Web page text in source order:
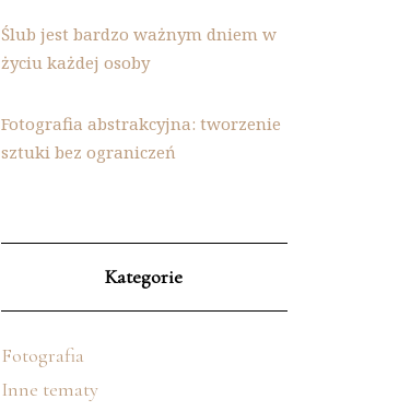
Ślub jest bardzo ważnym dniem w
życiu każdej osoby
Fotografia abstrakcyjna: tworzenie
sztuki bez ograniczeń
Kategorie
Fotografia
Inne tematy